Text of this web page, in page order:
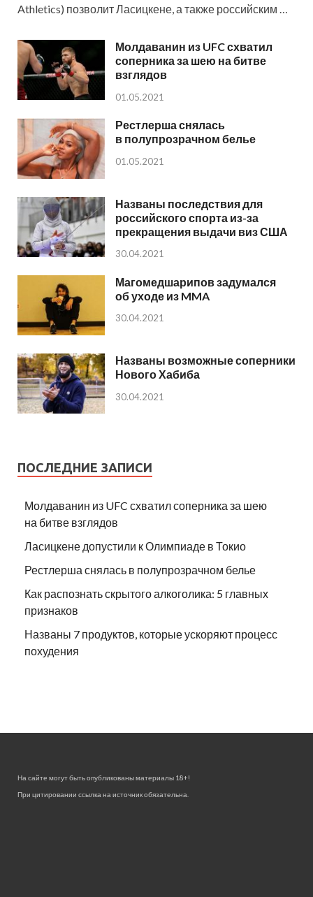
Athletics) позволит Ласицкене, а также российским …
Молдаванин из UFC схватил
соперника за шею на битве
взглядов
01.05.2021
Рестлерша снялась
в полупрозрачном белье
01.05.2021
Названы последствия для
российского спорта из-за
прекращения выдачи виз США
30.04.2021
Магомедшарипов задумался
об уходе из MMA
30.04.2021
Названы возможные соперники
Нового Хабиба
30.04.2021
ПОСЛЕДНИЕ ЗАПИСИ
Молдаванин из UFC схватил соперника за шею
на битве взглядов
Ласицкене допустили к Олимпиаде в Токио
Рестлерша снялась в полупрозрачном белье
Как распознать скрытого алкоголика: 5 главных
признаков
Названы 7 продуктов, которые ускоряют процесс
похудения
На сайте могут быть опубликованы материалы 18+!
При цитировании ссылка на источник обязательна.